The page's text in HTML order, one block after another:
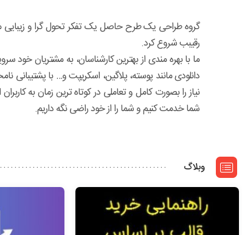
رقیبب شروع کرد.
ما با بهره مندی از بهترین کارشناسان، به مشتریان
دانلودی مانند پوسته، پلاگین، اسکریپت و… با
نیاز را بصورت کامل و تعاملی در کوتاه ترین زمان به
شما خدمت کنیم و شما را از خود راضی نگه داریم.
وبلاگ